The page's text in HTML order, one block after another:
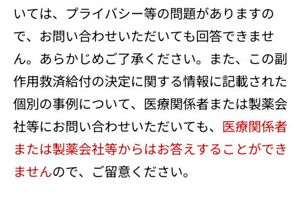
いては、プライバシー等の問題がありますの
で、お問い合わせいただいても回答できませ
ん。あらかじめご了承ください。また、この副
作用救済給付の決定に関する情報に記載された
個別の事例について、医療関係者または製薬会
社等にお問い合わせいただいても、 医療関係者
または製薬会社等からはお答えすることができ
ませんので、ご留意ください。